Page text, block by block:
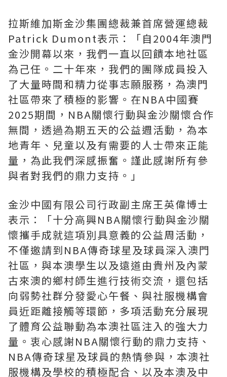
拉斯維加斯金沙集團總裁兼首席營運總裁
Patrick Dumont表示：「自2004年澳門
金沙開幕以來，我們一直以回饋本地社區
為己任。二十年來，我們的團隊成員投入
了大量時間和精力從事志願服務，為澳門
社區帶來了積極的影響。在NBA中國賽
2025期間，NBA關懷行動與金沙關懷合作
無間，透過為期五天的公益週活動，為本
地青年、兒童以及有需要的人士帶來正能
量，為此我們深感振奮。謹此感謝所有參
與者對我們的鼎力支持。」
金沙中國有限公司行政副主席王英偉博士
表示：「十分高興NBA關懷行動與金沙關
懷攜手成就這項別具意義的公益周活動，
不僅邀請到NBA傳奇球星及球員深入澳門
社區，與本澳學生以及遠道由貴州及內蒙
古來澳的鄉村師生進行技術交流，還包括
向弱勢社群分發愛心午餐、與社服機構會
員近距離接觸等環節，多項活動充分展現
了體育公益聯動為本澳社區注入的強大力
量。衷心感謝NBA關懷行動的鼎力支持、
NBA傳奇球星及球員的熱情參與，本澳社
服機構及學校的積極配合、以及本澳及中